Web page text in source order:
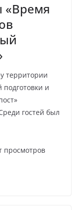
«Время
территории
и
гостей был
просмотров